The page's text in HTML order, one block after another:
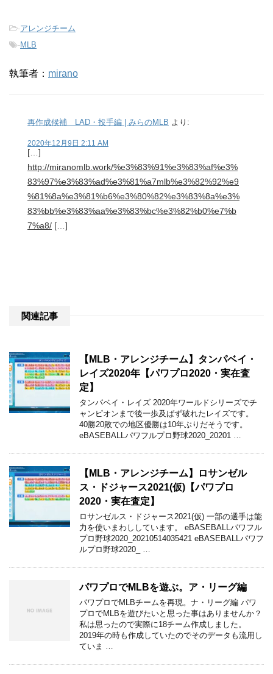
-アレンジチーム
-MLB
執筆者： mirano
再作成候補 LAD・投手編 | みらのMLB より:
2020年12月9日 2:11 AM
[…]
http://miranomlb.work/%e3%83%91%e3%83%af%e3%
83%97%e3%83%ad%e3%81%a7mlb%e3%82%92%e9
%81%8a%e3%81%b6%e3%80%82%e3%83%8a%e3%
83%bb%e3%83%aa%e3%83%bc%e3%82%b0%e7%b
7%a8/ […]
関連記事
【MLB・アレンジチーム】タンパベイ・
レイズ2020年【パワプロ2020・実在査
定】
タンパベイ・レイズ 2020年ワールドシリーズでチ
ャンピオンまで後一歩及ばず破れたレイズです。
40勝20敗での地区優勝は10年ぶりだそうです。
eBASEBALLパワフルプロ野球2020_20201 …
【MLB・アレンジチーム】ロサンゼル
ス・ドジャース2021(仮)【パワプロ
2020・実在査定】
ロサンゼルス・ドジャース2021(仮) 一部の選手は能
力を使いまわししています。 eBASEBALLパワフル
プロ野球2020_20210514035421 eBASEBALLパワフ
ルプロ野球2020_ …
パワプロでMLBを遊ぶ。ア・リーグ編
パワプロでMLBチームを再現。ナ・リーグ編 パワ
プロでMLBを遊びたいと思った事はありませんか？
私は思ったので実際に18チーム作成しました。
2019年の時も作成していたのでそのデータも流用し
ていま …